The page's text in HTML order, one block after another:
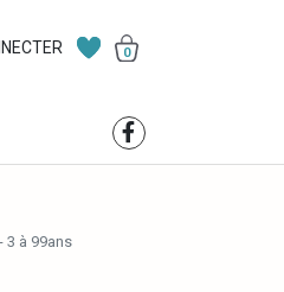
0
3 à 99ans